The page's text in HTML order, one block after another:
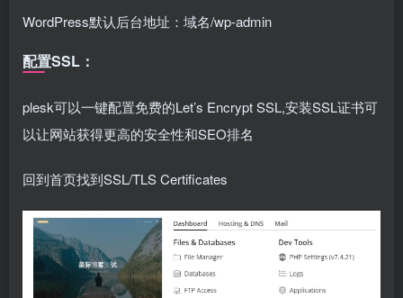
WordPress默认后台地址：域名/wp-admin
配置SSL：
plesk可以一键配置免费的Let’s Encrypt SSL,安装SSL证书可
以让网站获得更高的安全性和SEO排名
回到首页找到SSL/TLS Certificates